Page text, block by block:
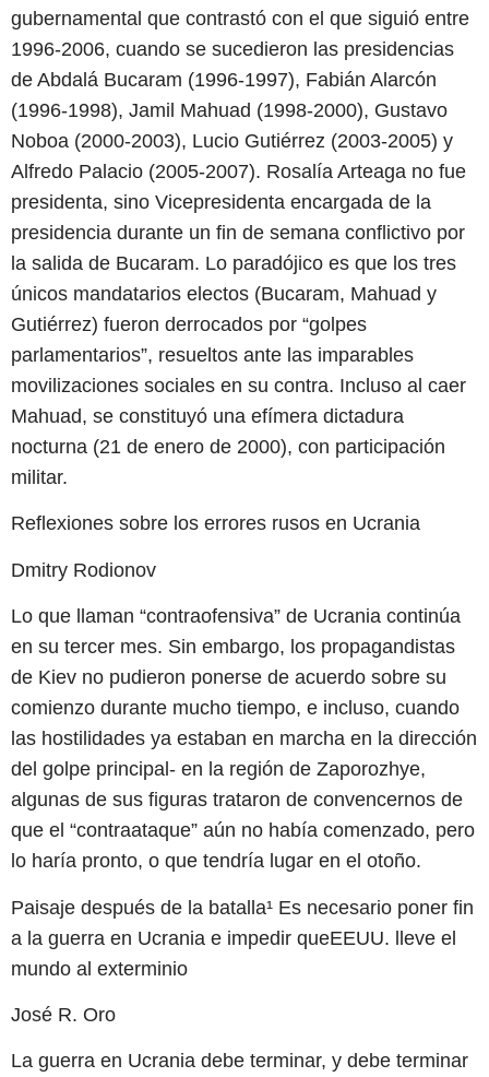
gubernamental que contrastó con el que siguió entre
1996-2006, cuando se sucedieron las presidencias
de Abdalá Bucaram (1996-1997), Fabián Alarcón
(1996-1998), Jamil Mahuad (1998-2000), Gustavo
Noboa (2000-2003), Lucio Gutiérrez (2003-2005) y
Alfredo Palacio (2005-2007). Rosalía Arteaga no fue
presidenta, sino Vicepresidenta encargada de la
presidencia durante un fin de semana conflictivo por
la salida de Bucaram. Lo paradójico es que los tres
únicos mandatarios electos (Bucaram, Mahuad y
Gutiérrez) fueron derrocados por “golpes
parlamentarios”, resueltos ante las imparables
movilizaciones sociales en su contra. Incluso al caer
Mahuad, se constituyó una efímera dictadura
nocturna (21 de enero de 2000), con participación
militar.
Reflexiones sobre los errores rusos en Ucrania
Dmitry Rodionov
Lo que llaman “contraofensiva” de Ucrania continúa
en su tercer mes. Sin embargo, los propagandistas
de Kiev no pudieron ponerse de acuerdo sobre su
comienzo durante mucho tiempo, e incluso, cuando
las hostilidades ya estaban en marcha en la dirección
del golpe principal- en la región de Zaporozhye,
algunas de sus figuras trataron de convencernos de
que el “contraataque” aún no había comenzado, pero
lo haría pronto, o que tendría lugar en el otoño.
Paisaje después de la batalla¹ Es necesario poner fin
a la guerra en Ucrania e impedir queEEUU. lleve el
mundo al exterminio
José R. Oro
La guerra en Ucrania debe terminar, y debe terminar